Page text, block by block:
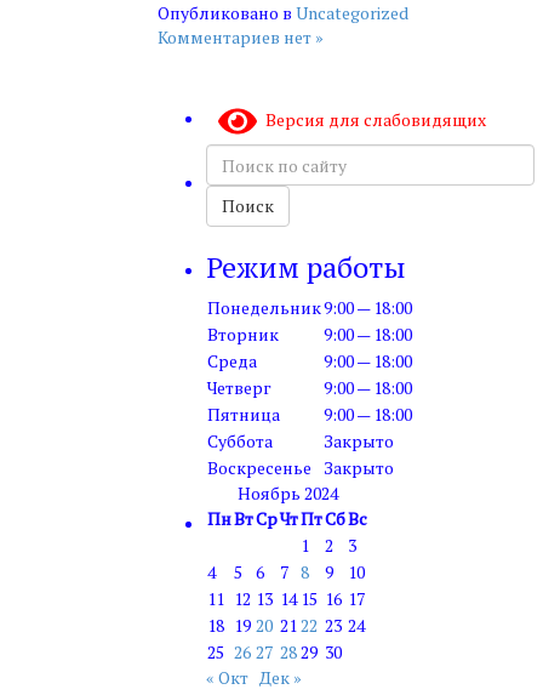
Опубликовано в Uncategorized
Комментариев нет »
Версия для слабовидящих
Поиск
по
сайту
Поиск
Режим работы
Понедельник9:00 — 18:00
Вторник
9:00 — 18:00
Среда
9:00 — 18:00
Четверг
9:00 — 18:00
Пятница
9:00 — 18:00
Суббота
Закрыто
Воскресенье
Закрыто
Ноябрь 2024
ПнВтСрЧтПтСбВс
1
2
3
4
5 6 7 8 9
10
11 12 13 14 15 16 17
18 19 20 2122 23 24
25 26 27 2829 30
« Окт Дек »